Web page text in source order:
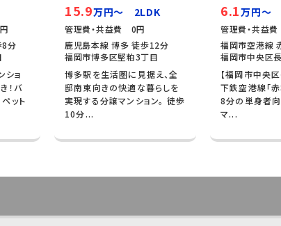
8分
ショ
！バ
ット
15.9万円～ 2LDK
管理費・共益費 0円
鹿児島本線 博多 徒歩12分
福岡市博多区堅粕3丁目
博多駅を生活圏に見据え、全
邸南東向きの快適な暮らしを
実現する分譲マンション。 徒歩
10分...
6.1万円～
管理費・共益
福岡市空港線
福岡市中央区
【福岡市中央
下鉄空港線「
8分の単身者向
マ...